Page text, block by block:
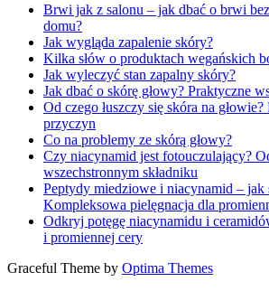
Brwi jak z salonu – jak dbać o brwi
domu?
Jak wygląda zapalenie skóry?
Kilka słów o produktach wegańskich
Jak wyleczyć stan zapalny skóry?
Jak dbać o skórę głowy? Praktyczne
Od czego łuszczy się skóra na
przyczyn
Co na problemy ze skórą głowy?
Czy niacynamid jest fotouczulający?
wszechstronnym składniku
Peptydy miedziowe i niacynamid – jak
Kompleksowa pielęgnacja dla
Odkryj potęgę niacynamidu i
i promiennej cery
Graceful Theme by Optima Themes